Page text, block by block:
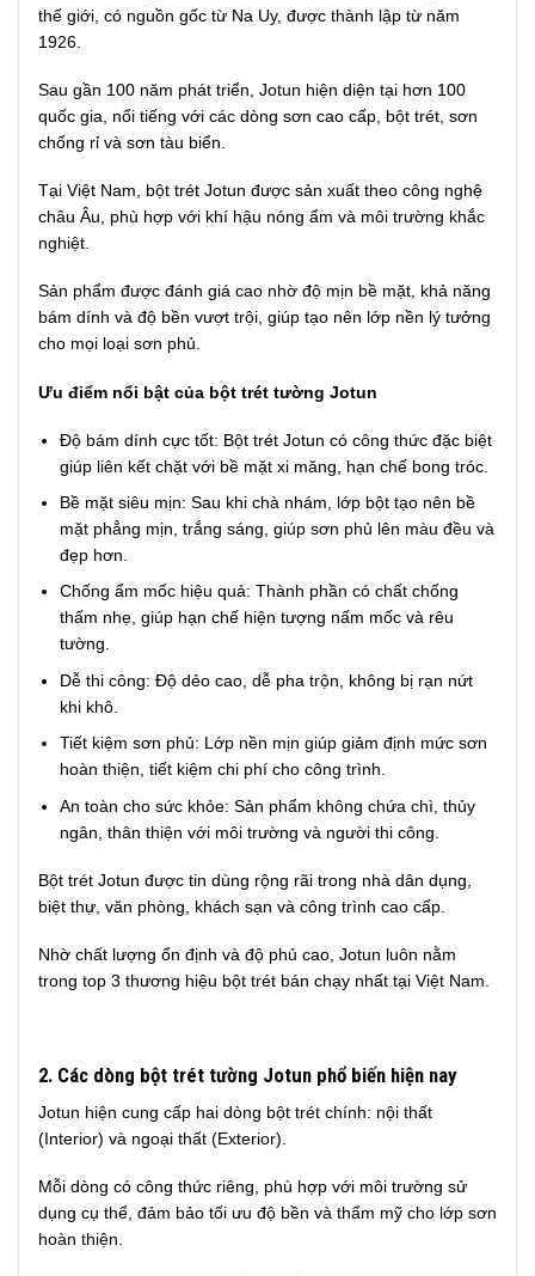
thế giới, có nguồn gốc từ Na Uy, được thành lập từ năm
1926.
Sau gần 100 năm phát triển, Jotun hiện diện tại hơn 100
quốc gia, nổi tiếng với các dòng sơn cao cấp, bột trét, sơn
chống rỉ và sơn tàu biển.
Tại Việt Nam, bột trét Jotun được sản xuất theo công nghệ
châu Âu, phù hợp với khí hậu nóng ẩm và môi trường khắc
nghiệt.
Sản phẩm được đánh giá cao nhờ độ mịn bề mặt, khả năng
bám dính và độ bền vượt trội, giúp tạo nên lớp nền lý tưởng
cho mọi loại sơn phủ.
Ưu điểm nổi bật của bột trét tường Jotun
Độ bám dính cực tốt: Bột trét Jotun có công thức đặc biệt
giúp liên kết chặt với bề mặt xi măng, hạn chế bong tróc.
Bề mặt siêu mịn: Sau khi chà nhám, lớp bột tạo nên bề
mặt phẳng mịn, trắng sáng, giúp sơn phủ lên màu đều và
đẹp hơn.
Chống ẩm mốc hiệu quả: Thành phần có chất chống
thấm nhẹ, giúp hạn chế hiện tượng nấm mốc và rêu
tường.
Dễ thi công: Độ dẻo cao, dễ pha trộn, không bị rạn nứt
khi khô.
Tiết kiệm sơn phủ: Lớp nền mịn giúp giảm định mức sơn
hoàn thiện, tiết kiệm chi phí cho công trình.
An toàn cho sức khỏe: Sản phẩm không chứa chì, thủy
ngân, thân thiện với môi trường và người thi công.
Bột trét Jotun được tin dùng rộng rãi trong nhà dân dụng,
biệt thự, văn phòng, khách sạn và công trình cao cấp.
Nhờ chất lượng ổn định và độ phủ cao, Jotun luôn nằm
trong top 3 thương hiệu bột trét bán chạy nhất tại Việt Nam.
2. Các dòng bột trét tường Jotun phổ biến hiện nay
Jotun hiện cung cấp hai dòng bột trét chính: nội thất
(Interior) và ngoại thất (Exterior).
Mỗi dòng có công thức riêng, phù hợp với môi trường sử
dụng cụ thể, đảm bảo tối ưu độ bền và thẩm mỹ cho lớp sơn
hoàn thiện.